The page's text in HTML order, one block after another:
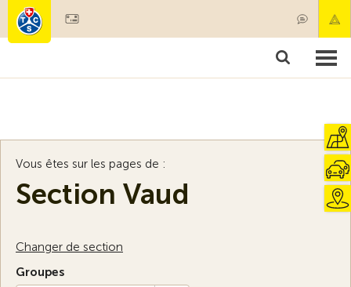
Membres & prestations
Vous êtes sur les pages de :
Section Vaud
Changer de section
Groupes